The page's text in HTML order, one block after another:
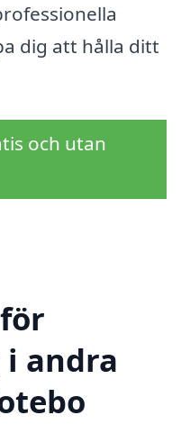
dig att hålla ditt
och utan
andra